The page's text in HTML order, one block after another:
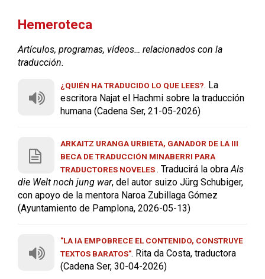
Hemeroteca
Artículos, programas, vídeos… relacionados con la
traducción.
¿QUIÉN HA TRADUCIDO LO QUE LEES?. La
escritora Najat el Hachmi sobre la traducción
humana (Cadena Ser, 21-05-2026)
ARKAITZ URANGA URBIETA, GANADOR DE LA III
BECA DE TRADUCCIÓN MINABERRI PARA
TRADUCTORES NOVELES . Traducirá la obra Als
die Welt noch jung war, del autor suizo Jürg Schubiger,
con apoyo de la mentora Naroa Zubillaga Gómez
(Ayuntamiento de Pamplona, 2026-05-13)
"LA IA EMPOBRECE EL CONTENIDO, CONSTRUYE
TEXTOS BARATOS". Rita da Costa, traductora
(Cadena Ser, 30-04-2026)